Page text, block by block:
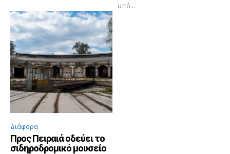
υπό...
Διάφορα
Προς Πειραιά οδεύει το
σιδηροδρομικό μουσείο